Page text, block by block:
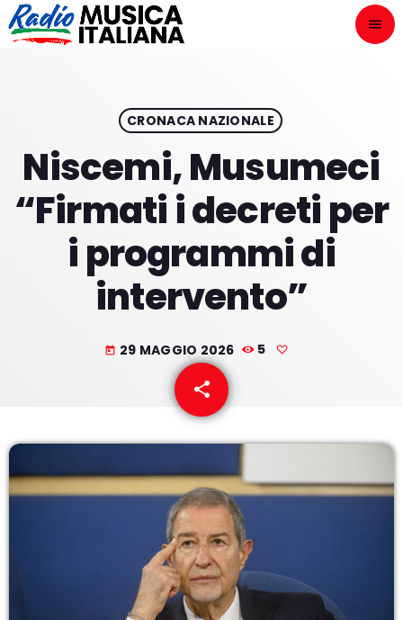
menu
play_arrow
CRONACA NAZIONALE
Niscemi, Musumeci
“Firmati i decreti per
i programmi di
intervento”
today 29 MAGGIO 2026 5
share
email